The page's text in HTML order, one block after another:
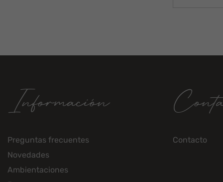
Información
Preguntas frecuentes
Novedades
Ambientaciones
Contacto